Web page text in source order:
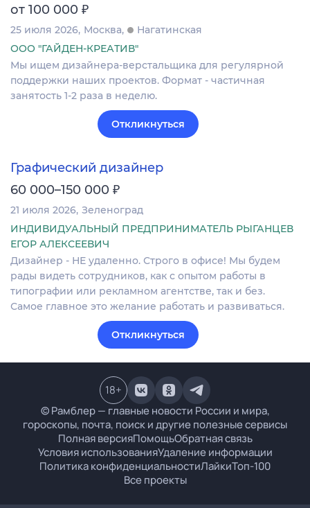
от 100 000 ₽
25 июля 2026 Москва
Нагатинская
ООО "ГАЙДЕН-КРЕАТИВ"
Мы ищем дизайнера-верстальщика для регулярной
поддержки наших проектов. Формат - частичная
занятость 1-2 раза в неделю.
Откликнуться
Графический дизайнер
60 000–150 000 ₽
21 июля 2026 Зеленоград
ИНДИВИДУАЛЬНЫЙ ПРЕДПРИНИМАТЕЛЬ РЫГАНЦЕВ
ЕГОР АЛЕКСЕЕВИЧ
Дизайнер - НЕ удаленно. Строго в офисе! Мы будем
рады видеть сотрудников, как с опытом работы в
типографии или рекламном агентстве, так и без.
Самое главное это желание работать и развиваться.
Откликнуться
© Рамблер — главные новости России и мира,
гороскопы, почта, поиск и другие полезные сервисы
Полная версияПомощьОбратная связь
Условия использованияУдаление информации
Политика конфиденциальностиЛайкиТоп-100
Все проекты
18+